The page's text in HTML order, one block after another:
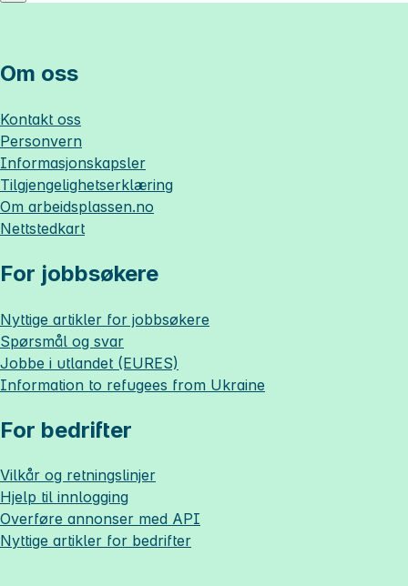
Om oss
Kontakt oss
Personvern
Informasjonskapsler
Tilgjengelighetserklæring
Om arbeidsplassen.no
Nettstedkart
For jobbsøkere
Nyttige artikler for jobbsøkere
Spørsmål og svar
Jobbe i utlandet (EURES)
Information to refugees from Ukraine
For bedrifter
Vilkår og retningslinjer
Hjelp til innlogging
Overføre annonser med API
Nyttige artikler for bedrifter